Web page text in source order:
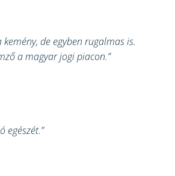
de egyben rugalmas is.
a magyar jogi piacon.”
egészét.”